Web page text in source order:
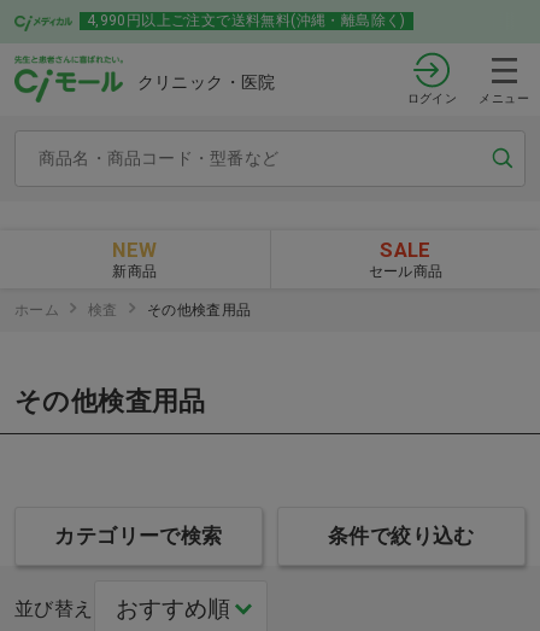
4,990円以上ご注文で送料無料(沖縄・離島除く)
クリニック・医院
ログイン メニュー
NEW
新商品
SALE
セール商品
ホーム 検査 その他検査用品
その他検査用品
カテゴリーで検索 条件で絞り込む
並び替え